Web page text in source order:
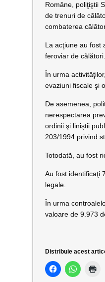
Române, poliţiştii
de trenuri de
combaterea
La acţiune au fost
feroviar de călători.
În urma
evaziuni fiscale şi
De asemenea,
nerespectarea
ordinii şi liniştii
203/1994 privind
Totodată, au fost
Au fost identificaţi
legale.
În urma
valoare de 9.973
Distribuie acest